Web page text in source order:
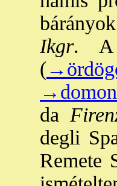
Ikgr. A
(
da
degli
Remete